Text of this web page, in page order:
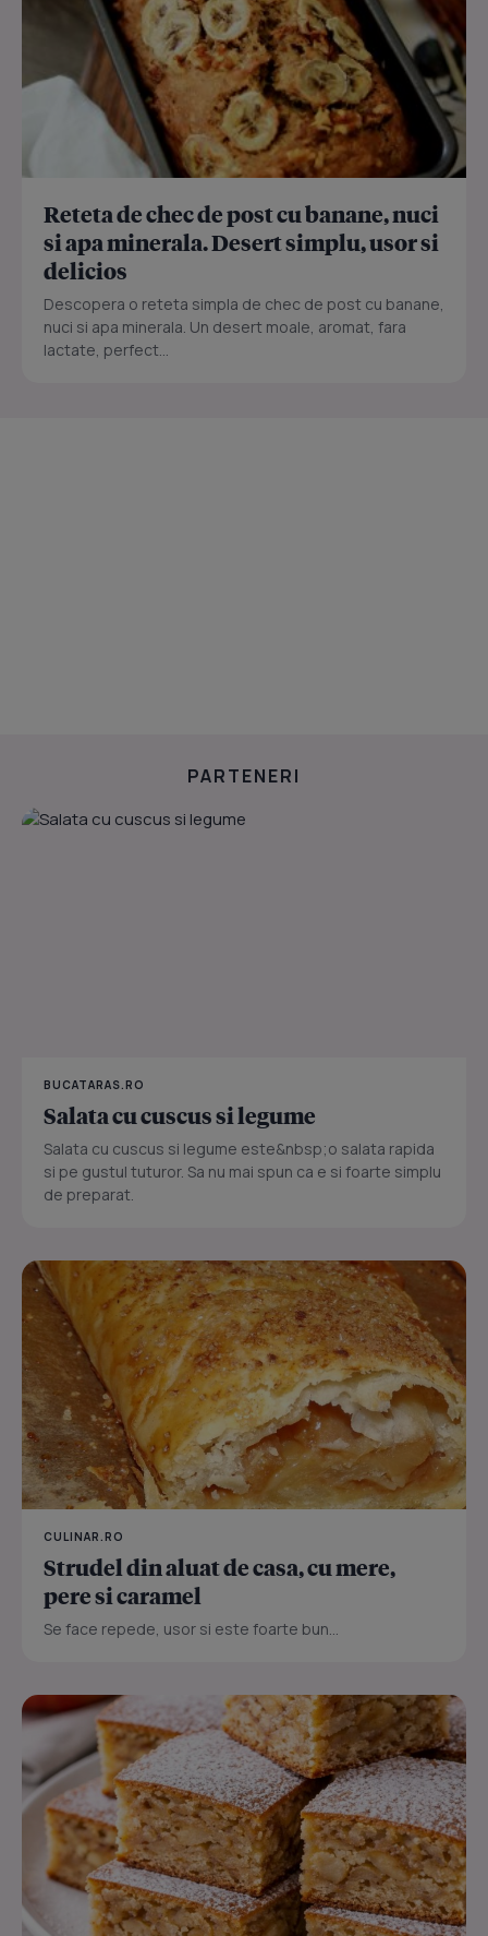
Reteta de chec de post cu banane, nuci
si apa minerala. Desert simplu, usor si
delicios
Descopera o reteta simpla de chec de post cu banane,
nuci si apa minerala. Un desert moale, aromat, fara
lactate, perfect...
PARTENERI
BUCATARAS.RO
Salata cu cuscus si legume
Salata cu cuscus si legume este&nbsp;o salata rapida
si pe gustul tuturor. Sa nu mai spun ca e si foarte simplu
de preparat.
CULINAR.RO
Strudel din aluat de casa, cu mere,
pere si caramel
Se face repede, usor si este foarte bun...